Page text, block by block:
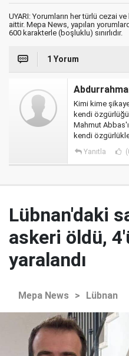
UYARI: Yorumların her türlü cezai
aittir. Mepa News, yapılan
600 karakterle (boşluklu) sınırlıdır.
1 Yorum
Kimi kime
kendi
Mahmut
kendi
Yanıtla
Lübnan'daki
askeri öldü,
yaralandı
Mepa News > Lübnan